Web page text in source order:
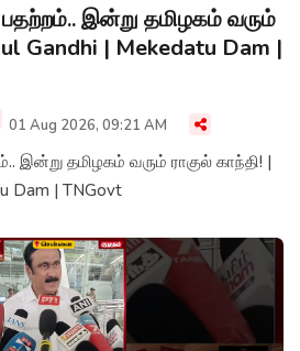
இன்று தமிழகம் வரும்
Gandhi | Mekedatu Dam |
01 Aug 2026, 09:21 AM
இன்று தமிழகம் வரும் ராகுல் காந்தி! |
Dam | TNGovt